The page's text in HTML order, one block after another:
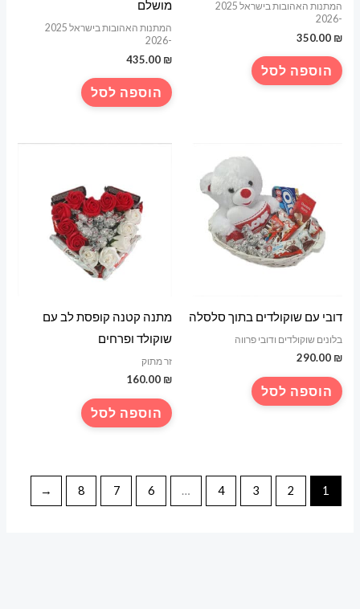
המתנות האהובות בישראל 2025
-2026
350.00 ₪
הוספה לסל
מושלם
המתנות האהובות בישראל 2025
-2026
435.00 ₪
הוספה לסל
דובי עם שוקולדים בתוך סלסלה
בלונים שוקולדים ודובי פרווה
290.00 ₪
הוספה לסל
מתנה קטנה קופסת לב עם
שוקולד ופרחים
זר מתוק
160.00 ₪
הוספה לסל
1
2
3
4
…
6
7
8
←